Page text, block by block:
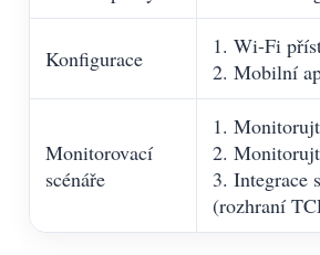
Konfigurace
1. Wi-Fi
2. Mobilní
Monitorovací
scénáře
1.
2.
3. Integrace
(rozhraní